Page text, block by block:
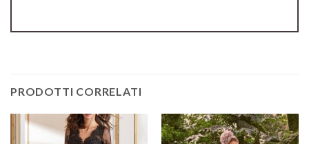
PRODOTTI CORRELATI